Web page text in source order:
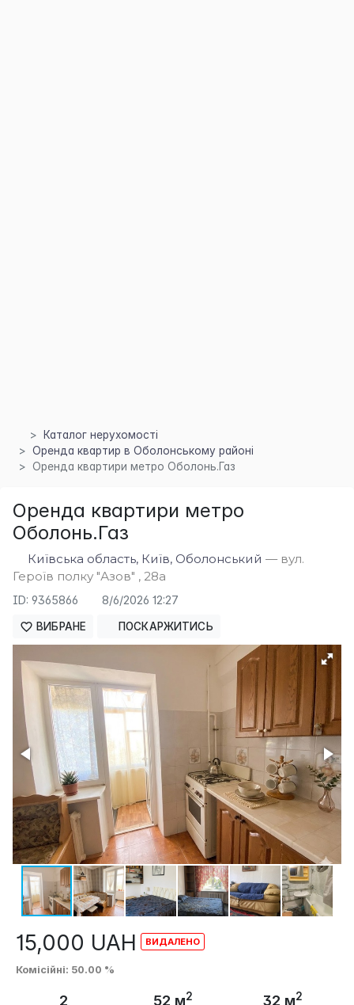
Каталог нерухомості
Оренда квартир в Оболонському районі
Оренда квартири метро Оболонь.Газ
Оренда квартири метро
Оболонь.Газ
Київська область, Київ, Оболонський — вул.
Героїв полку "Азов" , 28а
ID: 9365866 8/6/2026 12:27
ВИБРАНЕ ПОСКАРЖИТИСЬ
15,000 UAH
Комісійні: 50.00 %
2 52 м2 32 м2